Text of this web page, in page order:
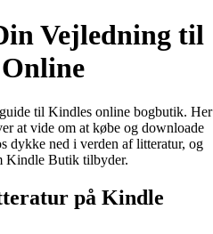
Vejledning til
til Kindles online bogbutik. Her
at vide om at købe og downloade
dykke ned i verden af litteratur, og
Kindle Butik tilbyder.
på Kindle